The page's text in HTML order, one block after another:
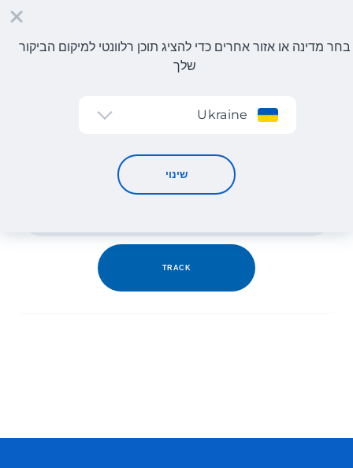
בחר מדינה או אזור אחרים כדי להציג תוכן רלוונטי למיקום הביקור
שלך
Ukraine
שינוי
מעקב חבילות